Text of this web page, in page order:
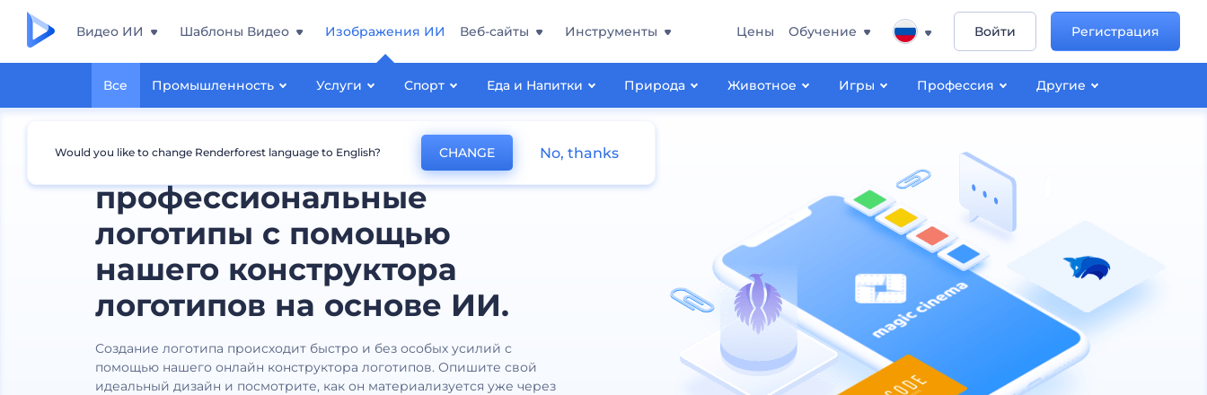
Видео ИИ Шаблоны Видео Изображения ИИ
Все Промышленность Услуги Спорт Еда и Напитки Природа Животное Игры Профессия Другие
Веб-сайты Инструменты Цены Обучение Войти Регистрация
Создавайте
профессиональные
логотипы с помощью
нашего конструктора
логотипов на основе ИИ.
Создание логотипа происходит быстро и без особых усилий с
помощью нашего онлайн конструктора логотипов. Опишите свой
идеальный дизайн и посмотрите, как он материализуется уже через
Would you like to change Renderforest language to English? CHANGE No, thanks